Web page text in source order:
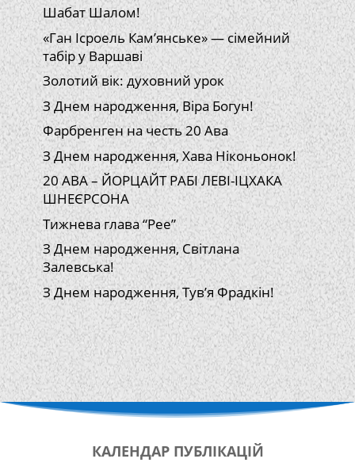
Шабат Шалом!
«Ган Ісроель Кам’янське» — сімейний
табір у Варшаві
Золотий вік: духовний урок
З Днем народження, Віра Богун!
Фарбренген на честь 20 Ава
З Днем народження, Хава Ніконьонок!
20 АВА – ЙОРЦАЙТ РАБІ ЛЕВІ-ІЦХАКА
ШНЕЄРСОНА
Тижнева глава “Рее”
З Днем народження, Світлана
Залевська!
З Днем народження, Тув’я Фрадкін!
КАЛЕНДАР ПУБЛІКАЦІЙ